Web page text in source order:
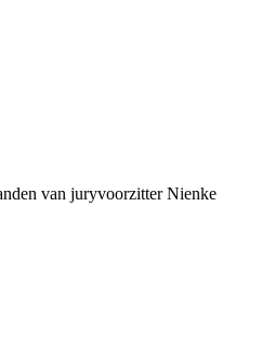
van juryvoorzitter Nienke